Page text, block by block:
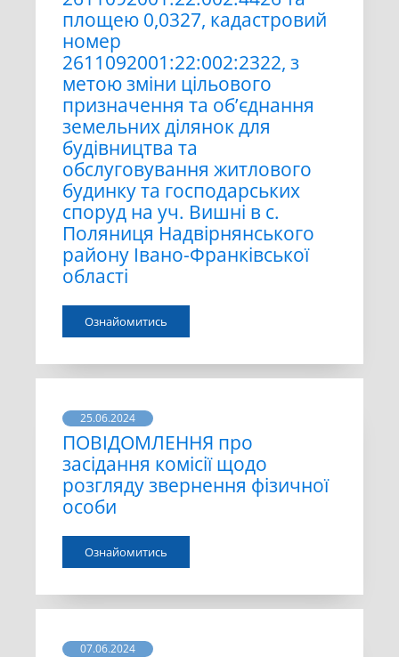
площею 0,0327, кадастровий
номер
2611092001:22:002:2322, з
метою зміни цільового
призначення та об’єднання
земельних ділянок для
будівництва та
обслуговування житлового
будинку та господарських
споруд на уч. Вишні в с.
Поляниця Надвірнянського
району Івано-Франківської
області
Ознайомитись
25.06.2024
ПОВІДОМЛЕННЯ про
засідання комісії щодо
розгляду звернення фізичної
особи
Ознайомитись
07.06.2024